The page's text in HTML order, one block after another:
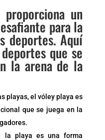
un
para la
deportes. Aquí
que se
la arena de la
playas, el vóley playa es
que se juega en la
la playa es una forma